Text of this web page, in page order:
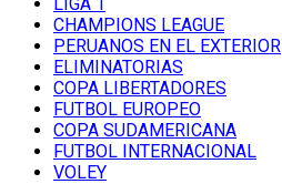
CHAMPIONS LEAGUE
PERUANOS EN EL EXTERIOR
ELIMINATORIAS
COPA LIBERTADORES
FUTBOL EUROPEO
COPA SUDAMERICANA
FUTBOL INTERNACIONAL
VOLEY